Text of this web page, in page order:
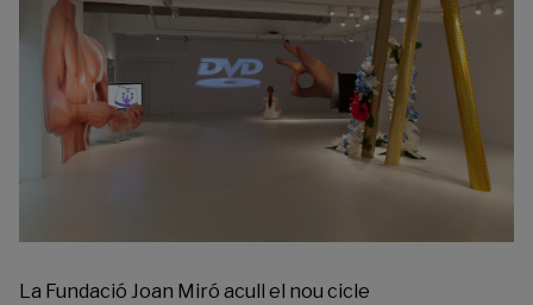
La Fundació Joan Miró acull el nou cicle